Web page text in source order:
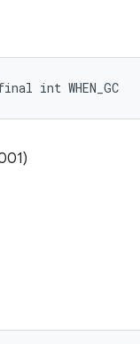
int WHEN_GC